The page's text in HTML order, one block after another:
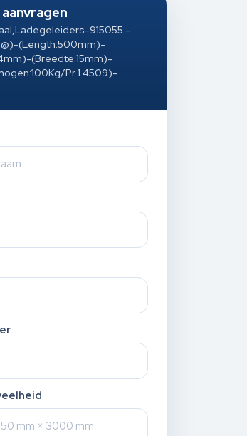
915055 -
(Length:500mm)-
(Breedte:15mm)-
Pr 1.4509)-